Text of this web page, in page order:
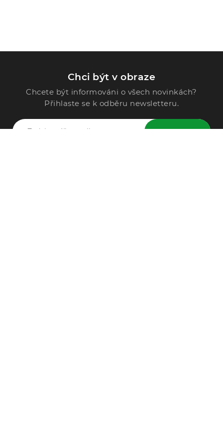
Chci být v obraze
Chcete být informováni o všech novinkách?
Přihlaste se k odběru newsletteru.
ODESLAT